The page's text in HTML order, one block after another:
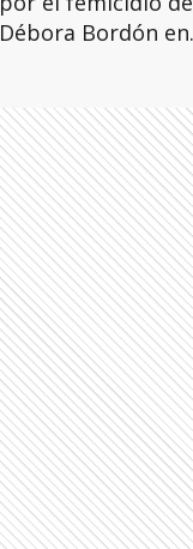
Débora Bordón en